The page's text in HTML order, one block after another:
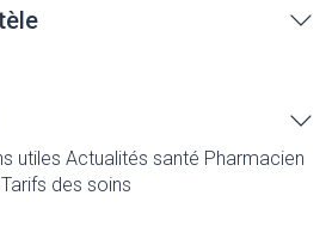
utiles Actualités santé Pharmacien
Tarifs des soins